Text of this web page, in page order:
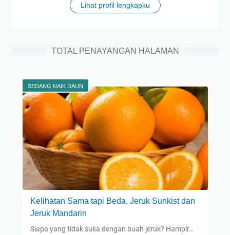
Lihat profil lengkapku
TOTAL PENAYANGAN HALAMAN
SEDANG NAIK DAUN
Kelihatan Sama tapi Beda, Jeruk Sunkist dan
Jeruk Mandarin
Siapa yang tidak suka dengan buah jeruk? Hampir…